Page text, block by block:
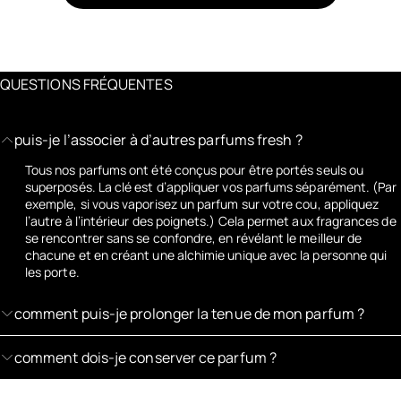
QUESTIONS FRÉQUENTES
puis-je l’associer à d’autres parfums fresh ?
Tous nos parfums ont été conçus pour être portés seuls ou
superposés. La clé est d’appliquer vos parfums séparément. (Par
exemple, si vous vaporisez un parfum sur votre cou, appliquez
l’autre à l’intérieur des poignets.) Cela permet aux fragrances de
se rencontrer sans se confondre, en révélant le meilleur de
chacune et en créant une alchimie unique avec la personne qui
les porte.
comment puis-je prolonger la tenue de mon parfum ?
comment dois-je conserver ce parfum ?